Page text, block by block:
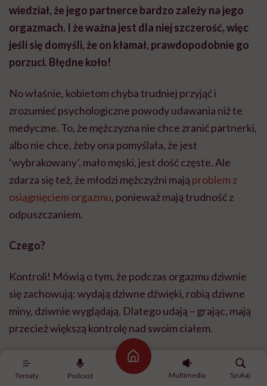
Tematy Podcast
Strona główna
Multimedia
Szukaj
wiedział, że jego partnerce bardzo zależy na jego
orgazmach. I że ważna jest dla niej szczerość, więc
jeśli się domyśli, że on kłamał, prawdopodobnie go
porzuci. Błędne koło!
No właśnie, kobietom chyba trudniej przyjąć i
zrozumieć psychologiczne powody udawania niż te
medyczne. To, że mężczyzna nie chce zranić partnerki,
albo nie chce, żeby ona pomyślała, że jest
‘wybrakowany’, mało męski, jest dość częste. Ale
zdarza się też, że młodzi mężczyźni mają problem z
osiągnięciem orgazmu, ponieważ mają trudność z
odpuszczaniem.
Czego?
Kontroli! Mówią o tym, że podczas orgazmu dziwnie
się zachowują: wydają dziwne dźwięki, robią dziwne
miny, dziwnie wyglądają. Dlatego udają – grając, mają
przecież większą kontrolę nad swoim ciałem.